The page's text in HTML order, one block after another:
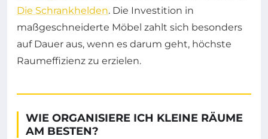
Die Schrankhelden. Die Investition in
maßgeschneiderte Möbel zahlt sich besonders
auf Dauer aus, wenn es darum geht, höchste
Raumeffizienz zu erzielen.
WIE ORGANISIERE ICH KLEINE RÄUME
AM BESTEN?